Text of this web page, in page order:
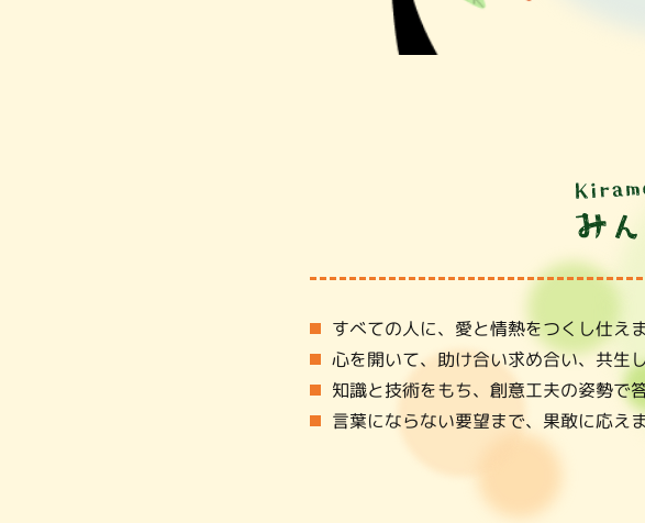
すべての人に、愛と情熱をつくし仕えま
心を開いて、助け合い求め合い、共生し
知識と技術をもち、創意工夫の姿勢で答
言葉にならない要望まで、果敢に応えま